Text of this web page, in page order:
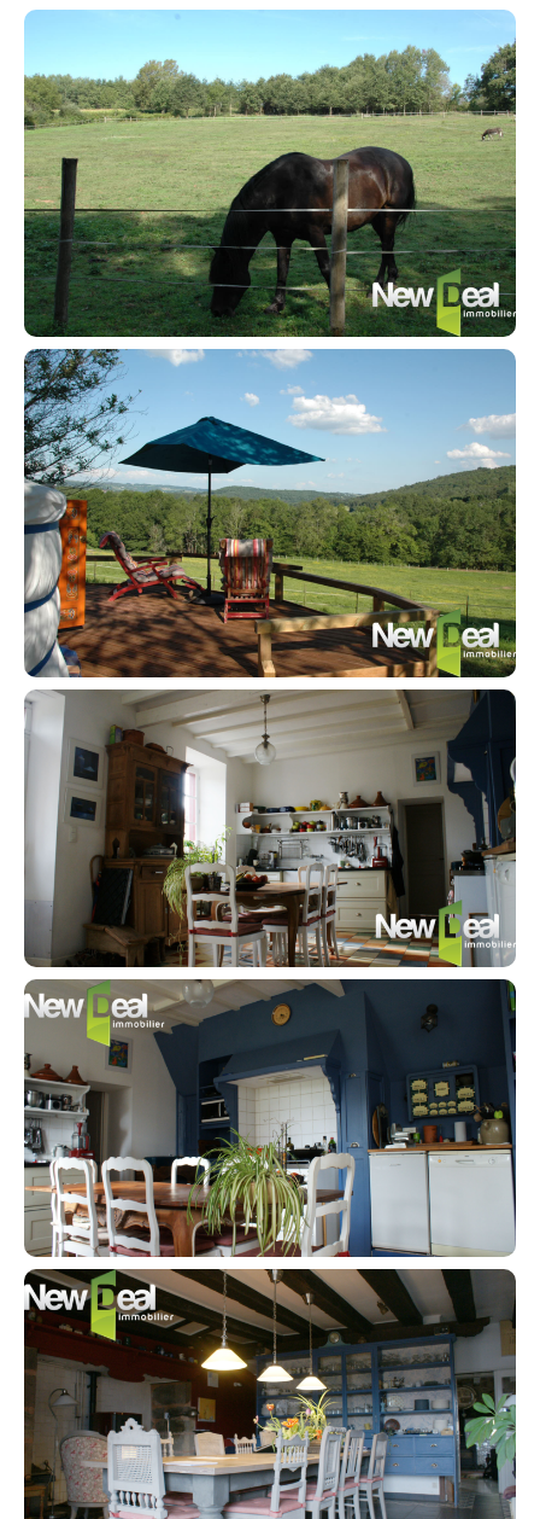
Contact an advisor
Estimate/Sell
Buy
Recruitment
News
Guides
Contact